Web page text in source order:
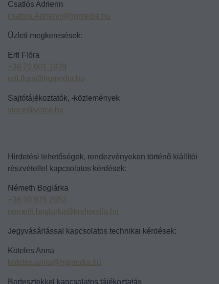
Csatlós Adrienn
csatlos.Adrienn@hgmedia.hu
Üzleti megkeresések:
Ertl Flóra
+36 70 601 1929
ertl.flora@hgmedia.hu
Sajtótájékoztatók, -közlemények
vince@vince.hu
Hirdetési lehetőségek, rendezvényeken történő kiállítói
részvétellel kapcsolatos kérdések:
Németh Boglárka
+36 30 975 2652
nemeth.boglarka@kodmedia.hu
Jegyvásárlással kapcsolatos technikai kérdések:
Köteles Anna
koteles.anna@hgmedia.hu
Bortesztekkel kapcsolatos tájékoztatás